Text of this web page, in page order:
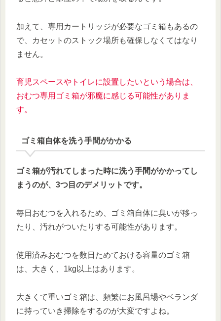
加えて、専用カートリッジが必要なゴミ箱もあるの
で、カセットのストック場所も確保しなくてはなり
ません。
育児スペースやトイレに設置したいという場合は、
おむつ専用 ゴミ箱が邪魔に感じる可能性がありま
す。
ゴミ箱自体を洗う手間がかかる
ゴミ箱が汚れてしまった時に洗う手間がかかってし
まうのが、3つ目のデメリットです。
毎日おむつを入れるため、ゴミ箱自体に臭いが移っ
たり、汚れがついたりする可能性があります。
使用済みおむつを数日ためておける容量のゴミ箱
は、大きく、1kg以上はあります。
大きくて重いゴミ箱は、頻繁にお風呂場やベランダ
に持っていき掃除をするのが大変ですよね。